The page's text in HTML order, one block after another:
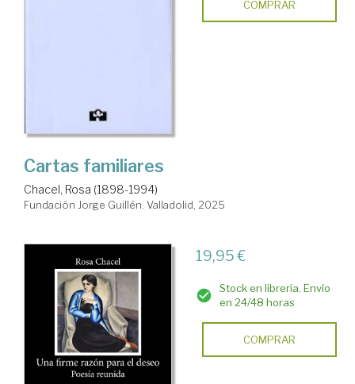
COMPRAR
Cartas familiares
Chacel, Rosa (1898-1994)
Fundación Jorge Guillén. Valladolid, 2025
19,95 €
Stock en librería. Envío
en 24/48 horas
COMPRAR